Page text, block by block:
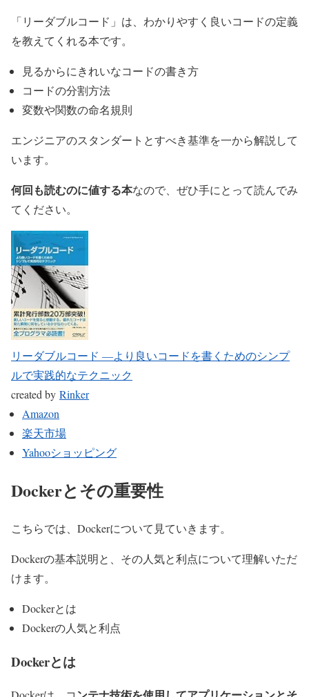
「リーダブルコード」は、わかりやすく良いコードの定義
を教えてくれる本です。
見るからにきれいなコードの書き方
コードの分割方法
変数や関数の命名規則
エンジニアのスタンダートとすべき基準を一から解説して
います。
何回も読むのに値する本なので、ぜひ手にとって読んでみ
てください。
リーダブルコード ―より良いコードを書くためのシンプ
ルで実践的なテクニック
created by Rinker
Amazon
楽天市場
Yahooショッピング
Dockerとその重要性
こちらでは、Dockerについて見ていきます。
Dockerの基本説明と、その人気と利点について理解いただ
けます。
Dockerとは
Dockerの人気と利点
Dockerとは